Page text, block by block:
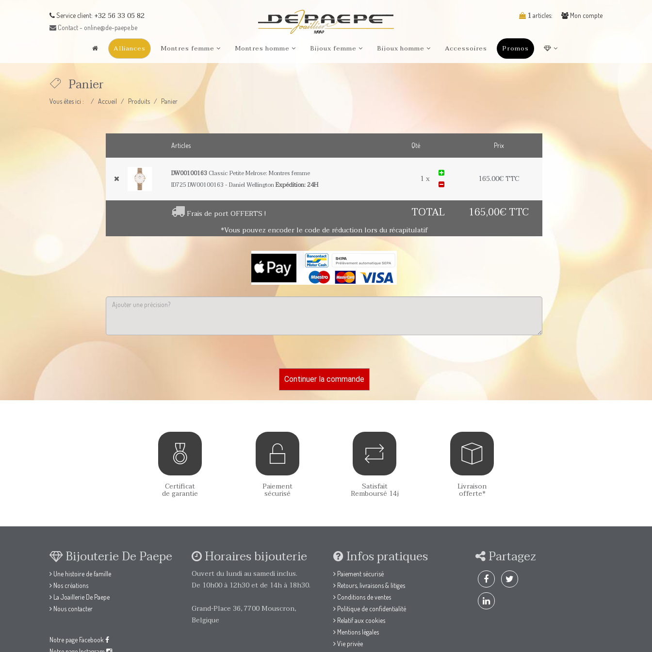
Service client: +32 56 33 05 82
Contact - online@de-paepe.be
1 articles: Mon compte
Alliances Montres femme Montres homme Bijoux femme Bijoux homme Accessoires Promos
Panier
Vous êtes ici : Accueil Produits Panier
Articles Qté Prix
DW00100163 Classic Petite Melrose: Montres femme
ID725 DW00100163 - Daniel WellingtonExpédition: 24H
1 x 165.00€ TTC
Frais de portOFFERTS ! TOTAL 165,00€ TTC
*Vous pouvez encoder le code de réduction lors du récapitulatif
Certificat
de garantie
Paiement
sécurisé
Satisfait
Remboursé 14j
Livraison
offerte*
Bijouterie De Paepe
Une histoire de famille
Nos créations
La Joaillerie De Paepe
Nous contacter
Notre page Facebook
Horaires bijouterie
Ouvert du lundi au samedi inclus.
De 10h00 à 12h30 et de 14h à 18h30.
Grand-Place 36, 7700 Mouscron,
Belgique
Infos pratiques
Paiement sécurisé
Retours, livraisons & litiges
Conditions de ventes
Politique de confidentialité
Relatif aux cookies
Mentions légales
Vie privée
Partagez